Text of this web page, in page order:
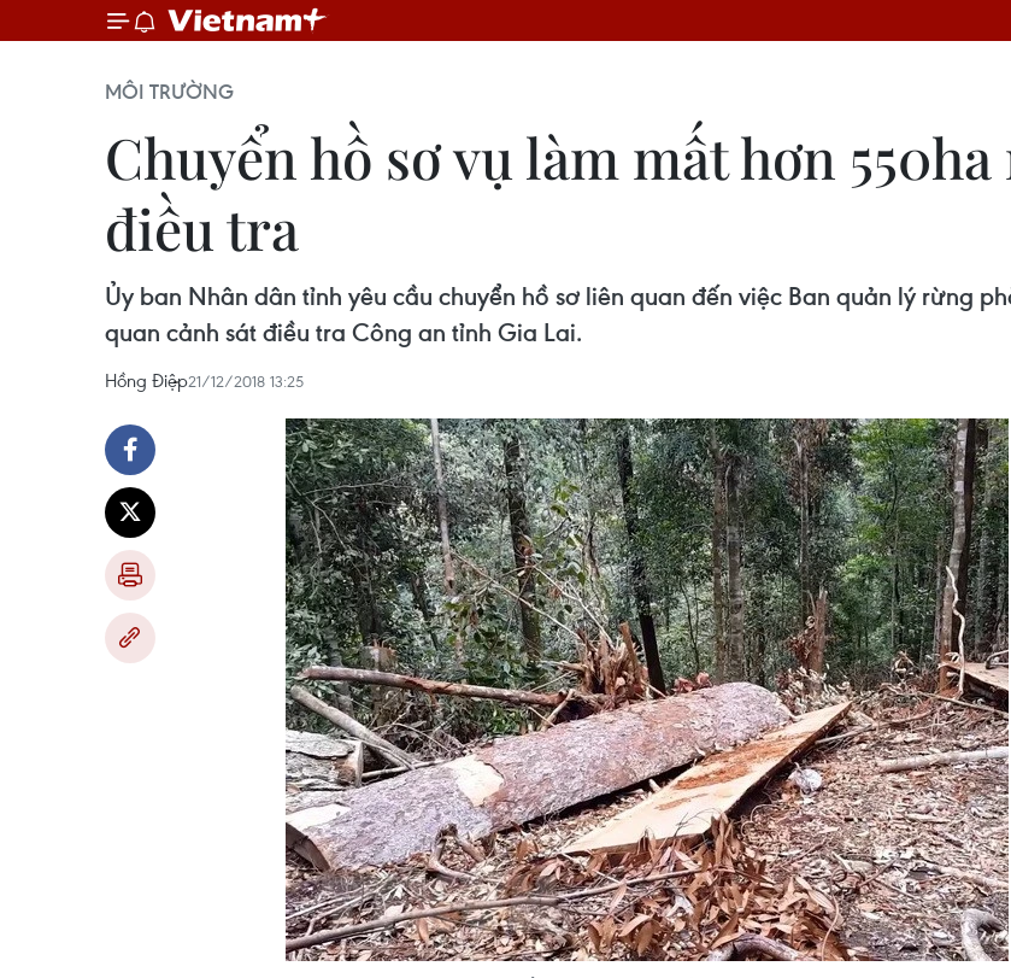
MÔI TRƯỜNG
Chuyển hồ sơ vụ làm mất hơn
điều tra
Ủy ban Nhân dân tỉnh yêu cầu chuyển hồ sơ liên quan đến việc Ban quản lý rừng
quan cảnh sát điều tra Công an tỉnh Gia Lai.
Hồng Điệp21/12/2018 13:25